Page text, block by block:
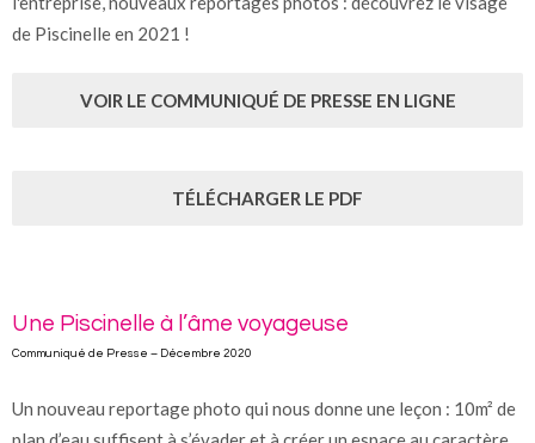
de Piscinelle en 2021 !
VOIR LE COMMUNIQUÉ DE PRESSE EN LIGNE
TÉLÉCHARGER LE PDF
Une Piscinelle à l’âme voyageuse
Communiqué de Presse – Décembre 2020
Un nouveau reportage photo qui nous donne une leçon : 10m² de